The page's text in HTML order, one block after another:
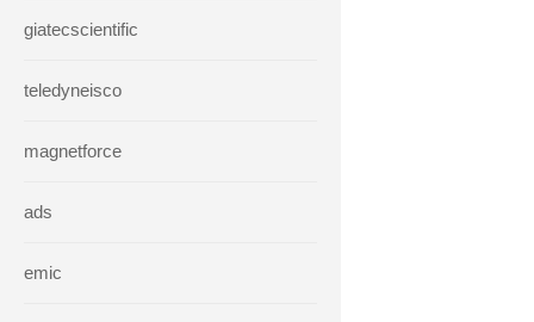
giatecscientific
teledyneisco
magnetforce
ads
emic